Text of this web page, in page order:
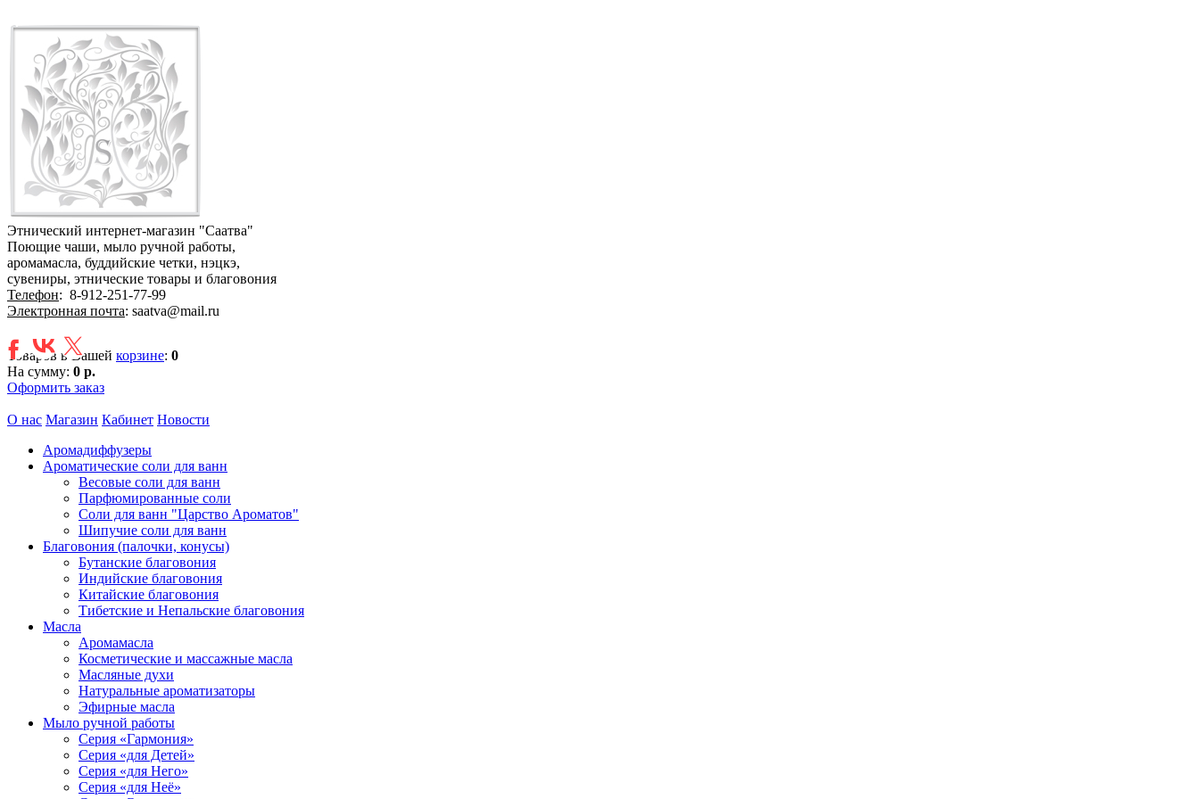
Этнический интернет-магазин "Саатва"
Поющие чаши, мыло ручной работы,
аромамасла, буддийские четки, нэцкэ,
сувениры, этнические товары и благовония
Телефон: 8-912-251-77-99
Электронная почта: saatva@mail.ru
Товаров в Вашей корзине: 0
На сумму: 0 р.
Оформить заказ
О нас Магазин Кабинет Новости
Аромадиффузеры
Ароматические соли для ванн
Весовые соли для ванн
Парфюмированные соли
Соли для ванн "Царство Ароматов"
Шипучие соли для ванн
Благовония (палочки, конусы)
Бутанские благовония
Индийские благовония
Китайские благовония
Тибетские и Непальские благовония
Масла
Аромамасла
Косметические и массажные масла
Масляные духи
Натуральные ароматизаторы
Эфирные масла
Мыло ручной работы
Серия «Гармония»
Серия «для Детей»
Серия «для Него»
Серия «для Неё»